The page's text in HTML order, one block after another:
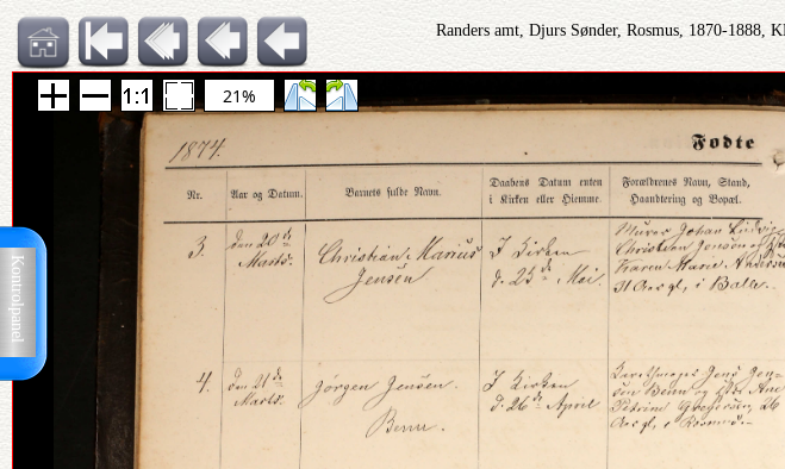
Kontrolpanel
Randers amt, Djurs Sønder, Rosmus, 1870-1888,
21%